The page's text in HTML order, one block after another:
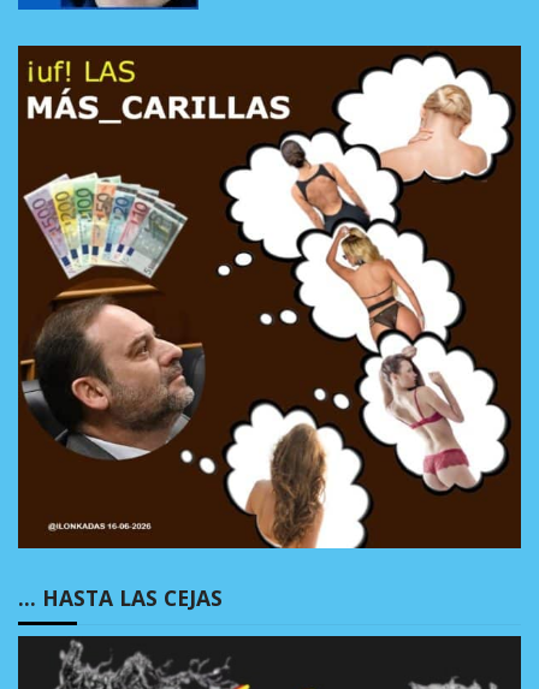
… HASTA LAS CEJAS